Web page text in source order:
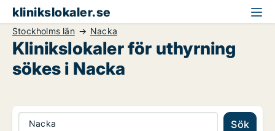
klinikslokaler.se
Stockholms län Nacka
Klinikslokaler för uthyrning
sökes i Nacka
Nacka Sök